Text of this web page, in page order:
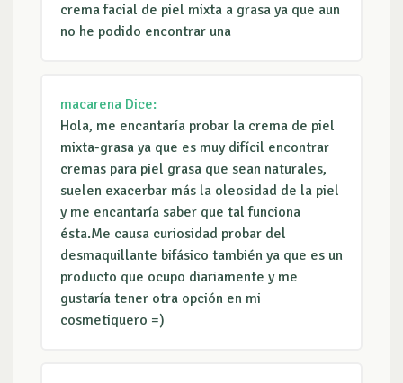
crema facial de piel mixta a grasa ya que aun
no he podido encontrar una
macarena Dice:
Hola, me encantaría probar la crema de piel
mixta-grasa ya que es muy difícil encontrar
cremas para piel grasa que sean naturales,
suelen exacerbar más la oleosidad de la piel
y me encantaría saber que tal funciona
ésta.Me causa curiosidad probar del
desmaquillante bifásico también ya que es un
producto que ocupo diariamente y me
gustaría tener otra opción en mi
cosmetiquero =)